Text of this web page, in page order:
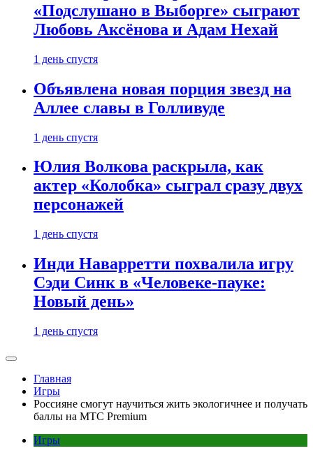
«Подслушано в Выборге» сыграют
Любовь Аксёнова и Адам Нехай
1 день спустя
Объявлена новая порция звезд на
Аллее славы в Голливуде
1 день спустя
Юлия Волкова раскрыла, как
актер «Колобка» сыграл сразу двух
персонажей
1 день спустя
Инди Наварретти похвалила игру
Сэди Синк в «Человеке-пауке:
Новый день»
1 день спустя
Главная
Игры
Россияне смогут научиться жить экологичнее и получать
баллы на МТС Premium
Игры